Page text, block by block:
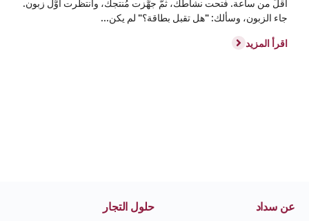
أقلِّ من ساعة. فتحت نشاطك، ثمَّ جهَّزت مُنتجك، وانتظرت أوَّل زبون.
جاء الزبون، وسألك: "هل تقبل بطاقة؟" لم يكن...
اقرأ المزيد
عن سداد حلول التجار